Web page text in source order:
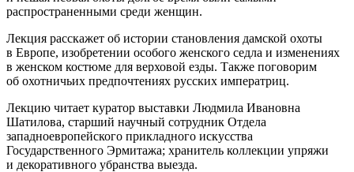
распространенными среди женщин.
Лекция расскажет об истории становления дамской охоты
в Европе, изобретении особого женского седла и изменениях
в женском костюме для верховой езды. Также поговорим
об охотничьих предпочтениях русских императриц.
Лекцию читает куратор выставки Людмила Ивановна
Шатилова, старший научный сотрудник Отдела
западноевропейского прикладного искусства
Государственного Эрмитажа; хранитель коллекции упряжи
и декоративного убранства выезда.